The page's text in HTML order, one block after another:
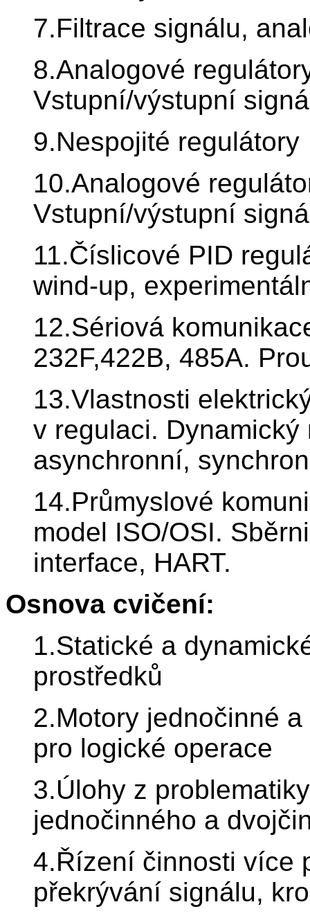
7.Filtrace signálu,
8.Analogové
Vstupní/výstupní
9.Nespojité regulátory
10.Analogové
Vstupní/výstupní
11.Číslicové PID
wind-up,
12.Sériová
232F,422B, 485A.
13.Vlastnosti
v regulaci.
asynchronní,
14.Průmyslové
model ISO/OSI.
interface, HART.
Osnova cvičení:
1.Statické a
prostředků
2.Motory jednočinné
pro logické operace
3.Úlohy z
jednočinného a
4.Řízení činnosti více
překrývání signálu,